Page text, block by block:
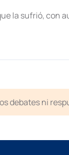
la sufrió, con
debates ni